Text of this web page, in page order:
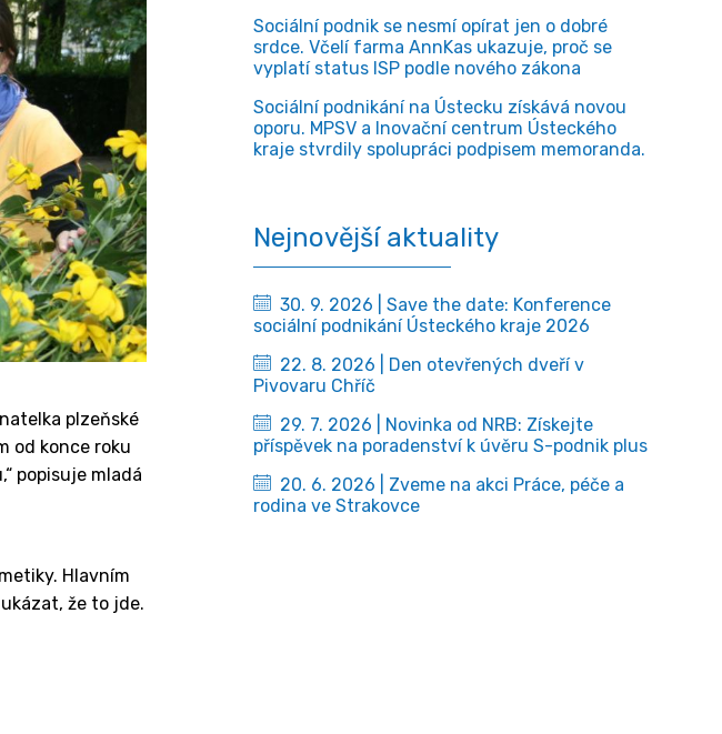
plzeňské
od konce roku
popisuje mladá
Hlavním
že to jde.
Sociální podnik se nesmí opírat jen o dobré
srdce. Včelí farma AnnKas ukazuje, proč se
vyplatí status ISP podle nového zákona
Sociální podnikání na Ústecku získává novou
oporu. MPSV a Inovační centrum Ústeckého
kraje stvrdily spolupráci podpisem memoranda.
Nejnovější aktuality
30. 9. 2026 | Save the date: Konference
sociální podnikání Ústeckého kraje 2026
22. 8. 2026 | Den otevřených dveří v
Pivovaru Chříč
29. 7. 2026 | Novinka od NRB: Získejte
příspěvek na poradenství k úvěru S-podnik plus
20. 6. 2026 | Zveme na akci Práce, péče a
rodina ve Strakovce